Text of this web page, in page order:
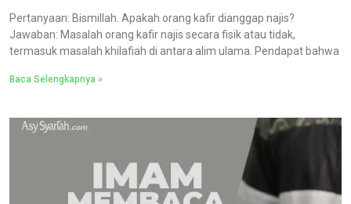
Pertanyaan: Bismillah. Apakah orang kafir dianggap najis?
Jawaban: Masalah orang kafir najis secara fisik atau tidak,
termasuk masalah khilafiah di antara alim ulama. Pendapat bahwa
Baca Selengkapnya »